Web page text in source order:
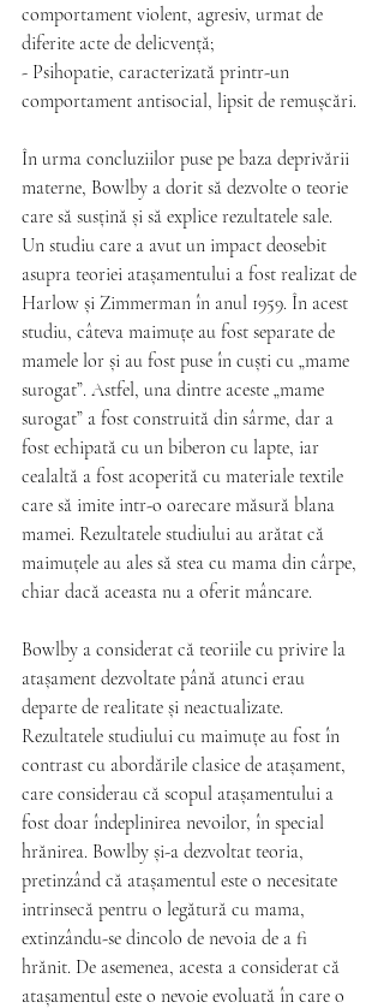
comportament violent, agresiv, urmat de
diferite acte de delicvență;
- Psihopatie, caracterizată printr-un
comportament antisocial, lipsit de remușcări.
În urma concluziilor puse pe baza deprivării
materne, Bowlby a dorit să dezvolte o teorie
care să susțină și să explice rezultatele sale.
Un studiu care a avut un impact deosebit
asupra teoriei atașamentului a fost realizat de
Harlow și Zimmerman în anul 1959. În acest
studiu, câteva maimuțe au fost separate de
mamele lor și au fost puse în cuști cu „mame
surogat”. Astfel, una dintre aceste „mame
surogat” a fost construită din sârme, dar a
fost echipată cu un biberon cu lapte, iar
cealaltă a fost acoperită cu materiale textile
care să imite intr-o oarecare măsură blana
mamei. Rezultatele studiului au arătat că
maimuțele au ales să stea cu mama din cârpe,
chiar dacă aceasta nu a oferit mâncare.
Bowlby a considerat că teoriile cu privire la
atașament dezvoltate până atunci erau
departe de realitate și neactualizate.
Rezultatele studiului cu maimuțe au fost în
contrast cu abordările clasice de atașament,
care considerau că scopul atașamentului a
fost doar îndeplinirea nevoilor, în special
hrănirea. Bowlby și-a dezvoltat teoria,
pretinzând că atașamentul este o necesitate
intrinsecă pentru o legătură cu mama,
extinzându-se dincolo de nevoia de a fi
hrănit. De asemenea, acesta a considerat că
atașamentul este o nevoie evoluată în care o